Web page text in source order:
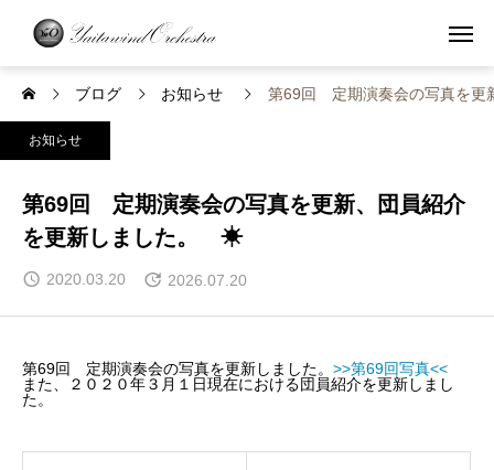
ブログ お知らせ 第69回 定期演奏会の写真を
お知らせ
第69回 定期演奏会の写真を更新、団員紹介
を更新しました。 ☀
2020.03.20 2026.07.20
第69回 定期演奏会の写真を更新しました。 >>第69回写真<<
また、２０２０年３月１日現在における団員紹介を更新しまし
た。